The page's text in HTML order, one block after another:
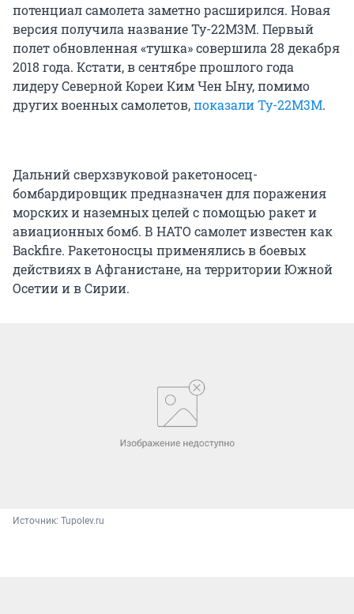
потенциал самолета заметно расширился. Новая
версия получила название Ту-22М3М. Первый
полет обновленная «тушка» совершила 28 декабря
2018 года. Кстати, в сентябре прошлого года
лидеру Северной Кореи Ким Чен Ыну, помимо
других военных самолетов,показали Ту-22М3М.
Дальний сверхзвуковой ракетоносец-
бомбардировщик предназначен для поражения
морских и наземных целей с помощью ракет и
авиационных бомб. В НАТО самолет известен как
Backfire. Ракетоносцы применялись в боевых
действиях в Афганистане, на территории Южной
Осетии и в Сирии.
Источник: Tupolev.ru